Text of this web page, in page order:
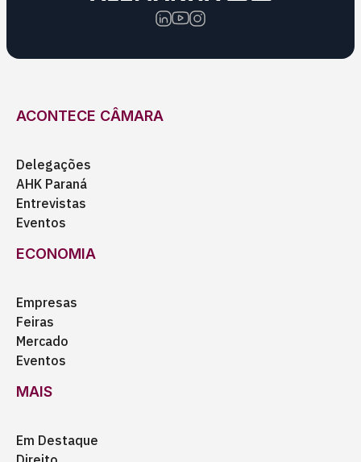
ACONTECE CÂMARA
Delegações
AHK Paraná
Entrevistas
Eventos
ECONOMIA
Empresas
Feiras
Mercado
Eventos
MAIS
Em Destaque